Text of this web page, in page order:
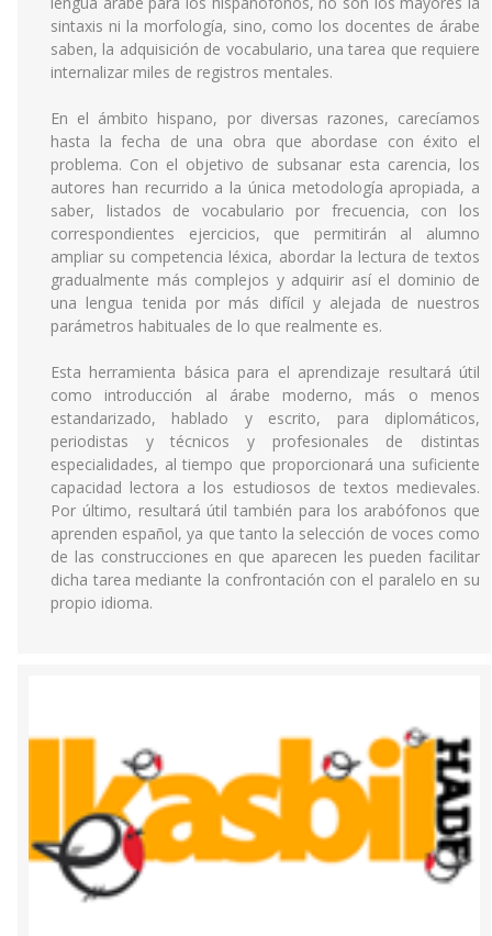
sintaxis ni la morfología, sino, como los docentes de árabe
saben, la adquisición de vocabulario, una tarea que requiere
internalizar miles de registros mentales.
En el ámbito hispano, por diversas razones, carecíamos
hasta la fecha de una obra que abordase con éxito el
problema. Con el objetivo de subsanar esta carencia, los
autores han recurrido a la única metodología apropiada, a
saber, listados de vocabulario por frecuencia, con los
correspondientes ejercicios, que permitirán al alumno
ampliar su competencia léxica, abordar la lectura de textos
gradualmente más complejos y adquirir así el dominio de
una lengua tenida por más difícil y alejada de nuestros
parámetros habituales de lo que realmente es.
Esta herramienta básica para el aprendizaje resultará útil
como introducción al árabe moderno, más o menos
estandarizado, hablado y escrito, para diplomáticos,
periodistas y técnicos y profesionales de distintas
especialidades, al tiempo que proporcionará una suficiente
capacidad lectora a los estudiosos de textos medievales.
Por último, resultará útil también para los arabófonos que
aprenden español, ya que tanto la selección de voces como
de las construcciones en que aparecen les pueden facilitar
dicha tarea mediante la confrontación con el paralelo en su
propio idioma.